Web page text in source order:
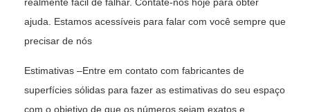
realmente fácil de falhar. Contate-nos hoje para obter
ajuda. Estamos acessíveis para falar com você sempre que
precisar de nós
Estimativas –Entre em contato com fabricantes de
superfícies sólidas para fazer as estimativas do seu espaço
com o objetivo de que os números sejam exatos e